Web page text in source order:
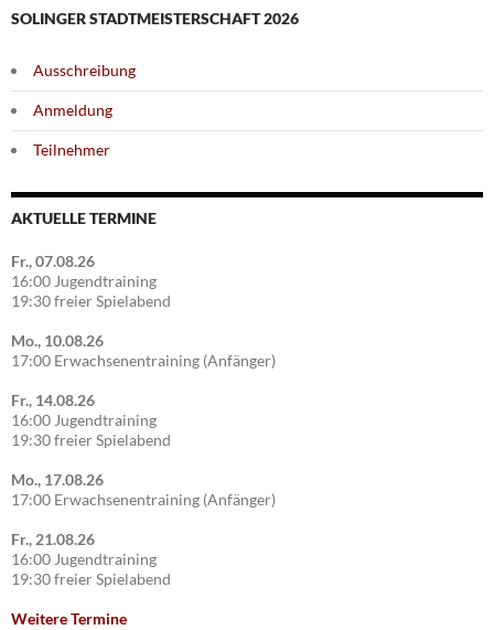
SOLINGER STADTMEISTERSCHAFT 2026
Ausschreibung
Anmeldung
Teilnehmer
AKTUELLE TERMINE
Fr., 07.08.26
16:00 Jugendtraining
19:30 freier Spielabend
Mo., 10.08.26
17:00 Erwachsenentraining (Anfänger)
Fr., 14.08.26
16:00 Jugendtraining
19:30 freier Spielabend
Mo., 17.08.26
17:00 Erwachsenentraining (Anfänger)
Fr., 21.08.26
16:00 Jugendtraining
19:30 freier Spielabend
Weitere Termine